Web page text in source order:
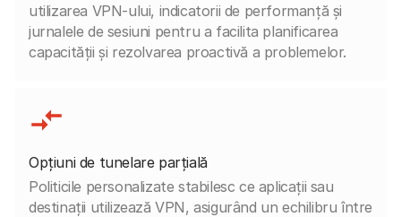
utilizarea VPN-ului, indicatorii de performanță și
jurnalele de sesiuni pentru a facilita planificarea
capacității și rezolvarea proactivă a problemelor.
Opțiuni de tunelare parțială
Politicile personalizate stabilesc ce aplicații sau
destinații utilizează VPN, asigurând un echilibru între